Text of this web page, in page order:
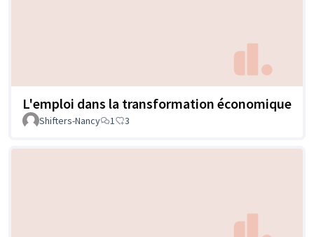
L'emploi dans la transformation économique
Shifters-Nancy 1 3